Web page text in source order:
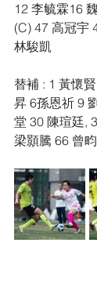
12 李毓霖16
(C) 47 高冠宇
林駿凱
替補 : 1 黃懷
昇 6孫恩祈 9
堂 30 陳瑄廷,
梁顥騰 66 曾